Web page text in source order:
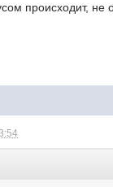
происходит, не